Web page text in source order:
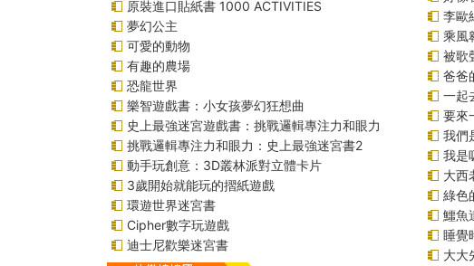
原裝進口貼紙書 1000 ACTIVITIES
夢幻公主
可愛的動物
有趣的農場
恐龍世界
樂智遊戲書：小女孩夢幻狂想曲
史上最強迷宮遊戲書：挑戰邏輯專注力和眼力
挑戰邏輯專注力和眼力：史上最強迷宮書2
動手玩創意：3D叢林派對立體卡片
3歲開始就能玩的摺紙遊戲
環遊世界迷宮書
Cipher數字玩遊戲
迪士尼歡樂迷宮書
李歐
乘風
被歌
爸爸
一起
要來
我們
我是
大西
綠色
鱷魚
睡覺
大大